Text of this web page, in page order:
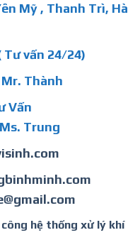
Mỹ , Thanh Trì, Hà
vấn 24/24)
Mr. Thành
Vấn
Trung
hệ thống xử lý khí